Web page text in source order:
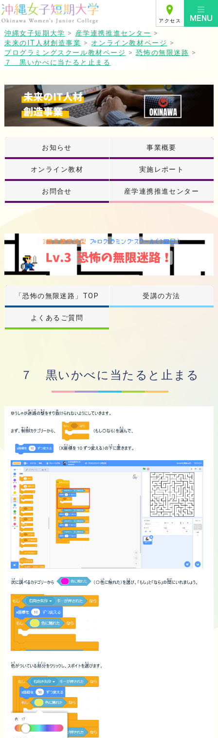
アクセス
沖縄女子短期大学 > 産学連携推進センター >
未来のIT人材創造事業 > オンライン教材ページ >
プログラミングスクール教材ページ > 恐怖の無限迷路 >
７ 黒いかべに当たると止まる
お知らせ 事業概要
オンライン教材 実施レポート
お問合せ 産学連携推進センター
「恐怖の無限迷路」TOP 受講の方法
よくあるご質問
７ 黒いかべに当たると止まる